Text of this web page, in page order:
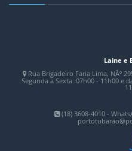
Laine e
Rua Brigadeiro Faria Lima, NÂº
Segunda a Sexta: 07h00 - 11h00 e
(18) 3608-4010 -